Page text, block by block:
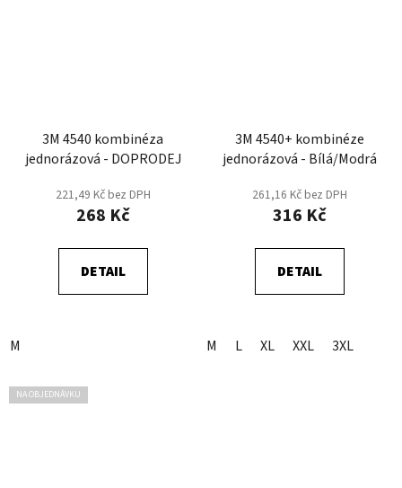
3M 4540 kombinéza
jednorázová - DOPRODEJ
221,49 Kč bez DPH
268 Kč
DETAIL
M
3M 4540+ kombinéze
jednorázová - Bílá/Modrá
261,16 Kč bez DPH
316 Kč
DETAIL
M L XL XXL 3XL
NA OBJEDNÁVKU